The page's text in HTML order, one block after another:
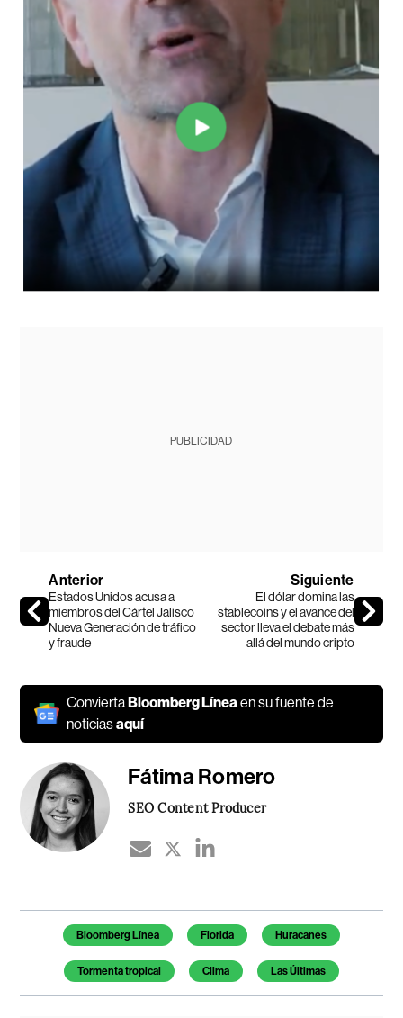
PUBLICIDAD
Anterior
Estados Unidos acusa a
miembros del Cártel Jalisco
Nueva Generación de tráfico
y fraude
Siguiente
El dólar domina las
stablecoins y el avance del
sector lleva el debate más
allá del mundo cripto
ConviertaBloomberg Líneaen su fuente de
noticiasaquí
Fátima Romero
SEO Content Producer
Temas de este artículo
Bloomberg Línea Florida Huracanes
Tormenta tropical Clima Las Últimas